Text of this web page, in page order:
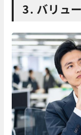
3. バリュ